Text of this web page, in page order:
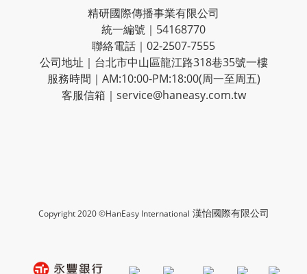
精研國際傳播事業有限公司
統一編號｜54168770
聯絡電話｜02-2507-7555
公司地址｜台北市中山區龍江路318巷35號一樓
服務時間｜AM:10:00-PM:18:00(周一至周五)
客服信箱｜service@haneasy.com.tw
Copyright 2020 ©HanEasy International 漢怡國際有限公司